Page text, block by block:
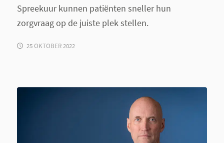
Spreekuur kunnen patiënten sneller hun
zorgvraag op de juiste plek stellen.
25 OKTOBER 2022